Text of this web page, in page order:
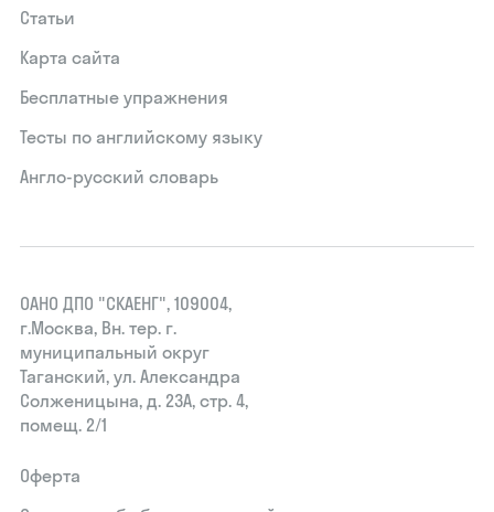
Статьи
Карта сайта
Бесплатные упражнения
Тесты по английскому языку
Англо-русский словарь
ОАНО ДПО "СКАЕНГ", 109004,
г.Москва, Вн. тер. г.
муниципальный округ
Таганский, ул. Александра
Солженицына, д. 23А, стр. 4,
помещ. 2/1
Оферта